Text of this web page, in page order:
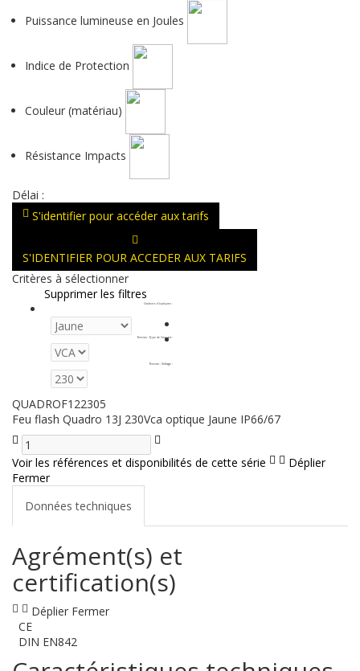
Puissance lumineuse en Joules
Indice de Protection
Couleur (matériau)
Résistance Impacts
Délai :
S'identifier pour accéder aux tarifs
S'IDENTIFIER POUR ACCEDER AUX TARIFS
Critères à sélectionner
Supprimer les filtres
Couleurs d'optiques :
Tension - Type de Courant :
Tension - Voltage :
QUADROF122305
Feu flash Quadro 13J 230Vca optique Jaune IP66/67
Voir les références et disponibilités de cette série
Déplier
Fermer
Données techniques
Agrément(s) et
certification(s)
Déplier Fermer
CE
DIN EN842